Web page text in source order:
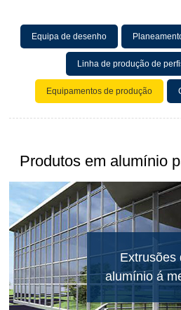
Equipa de desenho
Linha de produção de
Equipamentos de produção
Produtos em alumínio
Extrusões
alumínio á